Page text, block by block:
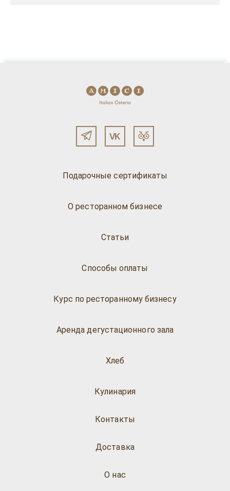
Подарочные сертификаты
О ресторанном бизнесе
Статьи
Способы оплаты
Курс по ресторанному бизнесу
Аренда дегустационного зала
Хлеб
Кулинария
О нас
Доставка
Контакты